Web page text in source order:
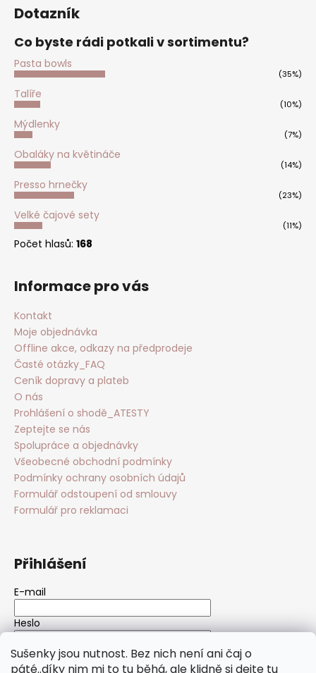
Sušenky jsou nutnost. Bez nich není ani čaj o
páté..díky nim mi to tu běhá, ale klidně si dejte tu
Dotazník
Co byste rádi potkali v sortimentu?
Pasta bowls
(35%)
Talíře
(10%)
Mýdlenky
(7%)
Obaláky na květináče
(14%)
Presso hrnečky
(23%)
Velké čajové sety
(11%)
Počet hlasů: 168
Informace pro vás
Kontakt
Moje objednávka
Offline akce, odkazy na předprodeje
Časté otázky_FAQ
Ceník dopravy a plateb
O nás
Prohlášení o shodě_ATESTY
Zeptejte se nás
Spolupráce a objednávky
Všeobecné obchodní podmínky
Podmínky ochrany osobních údajů
Formulář odstoupení od smlouvy
Formulář pro reklamaci
Přihlášení
E-mail
Heslo
PŘIHLÁSIT SE